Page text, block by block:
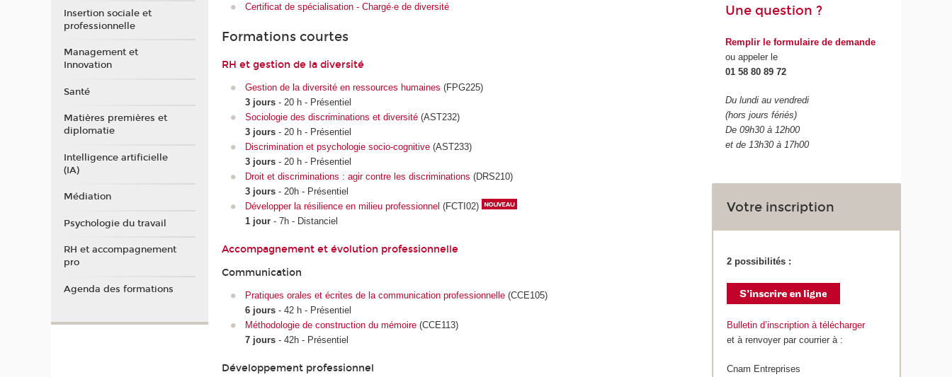
Certificat de spécialisation - Chargé·e de diversité
Formations courtes
RH et gestion de la diversité
Gestion de la diversité en ressources humaines (FPG225)
3 jours - 20 h - Présentiel
Sociologie des discriminations et diversité(AST232)
3 jours - 20 h - Présentiel
Discrimination et psychologie socio-cognitive(AST233)
3 jours - 20 h - Présentiel
Droit et discriminations : agir contre les discriminations (DRS210)
3 jours - 20h - Présentiel
Développer la résilience en milieu professionnel (FCTI02)
1 jour - 7h - Distanciel
Accompagnement et évolution professionnelle
Communication
Pratiques orales et écrites de la communication professionnelle(CCE105)
6 jours - 42 h - Présentiel
Méthodologie de construction du mémoire(CCE113)
7 jours- 42h - Présentiel
Développement professionnel
Une question ?
Remplir le formulaire de demande
ou appeler le
01 58 80 89 72
Du lundi au vendredi
(hors jours fériés)
De 09h30 à 12h00
et de 13h30 à 17h00
Votre inscription
2 possibilités :
Bulletin d’inscription à télécharger
et à renvoyer par courrier à :
Cnam Entreprises
Insertion sociale et
professionnelle
Management et
Innovation
Santé
Matières premières et
diplomatie
Intelligence artificielle
(IA)
Médiation
Psychologie du travail
RH et accompagnement
pro
Agenda des formations